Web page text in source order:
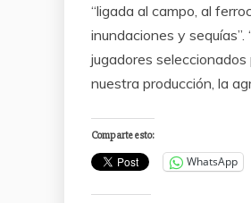
“ligada al campo, al
inundaciones y
jugadores
nuestra producción, la
Comparte esto:
WhatsApp